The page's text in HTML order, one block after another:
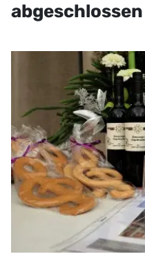
abgeschlossen